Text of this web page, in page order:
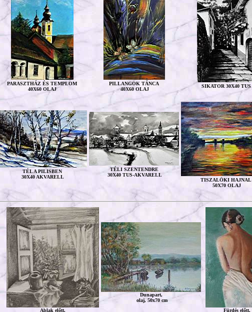
PARASZTHÁZ ÉS TEMPLOM
40X60 OLAJ
PILLANGOK TÁNCA
40X60 OLAJ
SIKATOR 30X40 TUS
TÉL A PILISBEN
30X40 AKVARELL
TÉLI SZENTENDRE
30X40 TUS-AKVARELL
TISZALÖKI HAJNAL
50X70 OLAJ
Ablak előtt,
Dunapart,
olaj, 50x70 cm
Fürdés előtt,